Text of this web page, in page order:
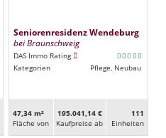
Seniorenresidenz Wendeburg
bei Braunschweig
DAS Immo Rating
Kategorien
Pflege, Neubau
47,34 m²
Fläche von
195.041,14 €
Kaufpreise ab
111
Ein­heiten